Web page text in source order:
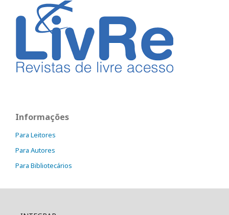
Informações
Para Leitores
Para Autores
Para Bibliotecários